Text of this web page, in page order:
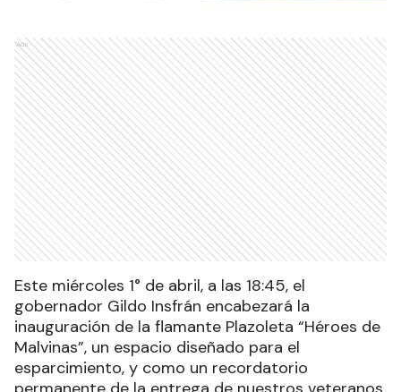
Ads
Este miércoles 1° de abril, a las 18:45, el
gobernador Gildo Insfrán encabezará la
inauguración de la flamante Plazoleta “Héroes de
Malvinas”, un espacio diseñado para el
esparcimiento, y como un recordatorio